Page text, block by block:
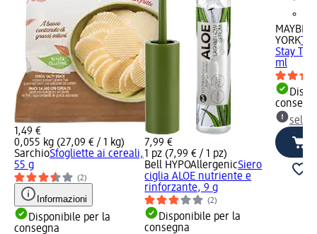
1,49 €
0,055 kg (27,09 € / 1 kg)
SarchioSfogliette ai cereali,
55 g
(2)
Informazioni
Disponibile per la
consegna
7,99 €
1 pz (7,99 € / 1 pz)
Bell HYPOAllergenicSiero
ciglia ALOE nutriente e
rinforzante, 9 g
(2)
Disponibile per la
consegna
YORK
Stay
ml